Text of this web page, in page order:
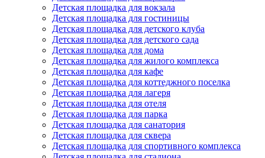
Детская площадка для вокзала
Детская площадка для гостиницы
Детская площадка для детского клуба
Детская площадка для детского сада
Детская площадка для дома
Детская площадка для жилого комплекса
Детская площадка для кафе
Детская площадка для коттеджного поселка
Детская площадка для лагеря
Детская площадка для отеля
Детская площадка для парка
Детская площадка для санатория
Детская площадка для сквера
Детская площадка для спортивного комплекса